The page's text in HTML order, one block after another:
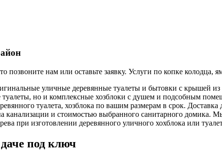
нам или оставьте заявку. Услуги по копке колодца,
уличные деревянные туалеты и бытовки с крышей из
но и комплексные хозблоки с душем и подсобным
туалета, хозблока по вашим размерам в срок.
канализации и стоимостью выбранного санитарного
при изготовлении деревянного уличного хохблока или
под ключ